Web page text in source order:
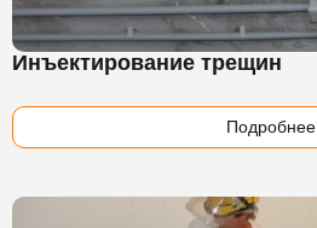
Инъектирование трещин
Подробнее